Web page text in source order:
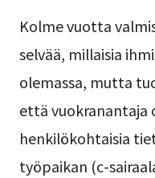
Kolme vuotta
selvää, millaisia
olemassa, mutta
että vuokranantaja
henkilökohtaisia
työpaikan (c-